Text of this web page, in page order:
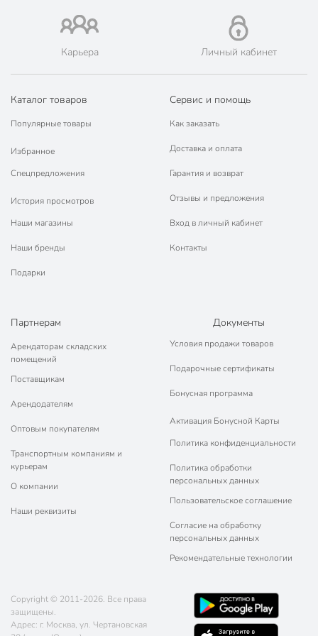
Поверхность
глянцевый
Размер излива
короткий
для раковины
Тип управления
поворотный
Способ монтажа
горизонтальный
Стандарт подводки шланга
1/2"
Вид крепления смесителя
Артикул производителя
Габариты упаковки
19 x 14 x 6 см
Карьера Личный кабинет
Каталог товаров
Популярные товары
Избранное
Спецпредложения
История просмотров
Наши магазины
Наши бренды
Подарки
Сервис и помощь
Как заказать
Доставка и оплата
Гарантия и возврат
Отзывы и предложения
Вход в личный кабинет
Контакты
Партнерам
Арендаторам складских
помещений
Поставщикам
Арендодателям
Оптовым покупателям
Транспортным компаниям и
курьерам
О компании
Наши реквизиты
Документы
Условия продажи товаров
Подарочные сертификаты
Бонусная программа
Активация Бонусной Карты
Политика конфиденциальности
Политика обработки
персональных данных
Пользовательское соглашение
Согласие на обработку
персональных данных
Рекомендательные технологии
Copyright © 2011-2026. Все права
защищены.
Адрес: г. Москва, ул. Чертановская